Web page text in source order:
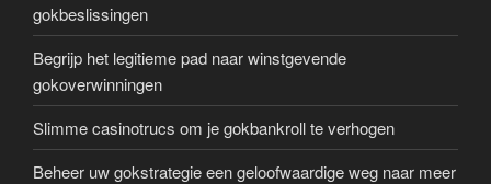
gokbeslissingen
Begrijp het legitieme pad naar winstgevende
gokoverwinningen
Slimme casinotrucs om je gokbankroll te verhogen
Beheer uw gokstrategie een geloofwaardige weg naar meer